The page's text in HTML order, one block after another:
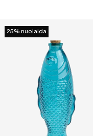
25% nuolaida